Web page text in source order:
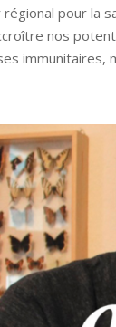
régional pour la
nos
immunitaires,